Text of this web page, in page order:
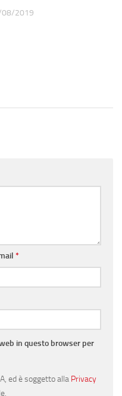
08/2019
*
in questo browser per
ed è soggetto alla Privacy